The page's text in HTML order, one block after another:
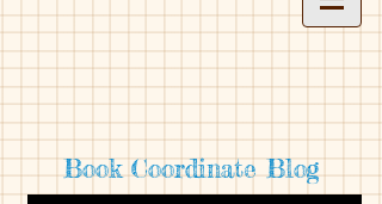
Book Coordinate Blog